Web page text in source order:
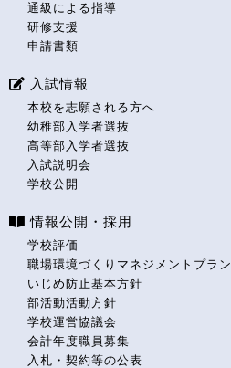
通級による指導
研修支援
申請書類
入試情報
本校を志願される方へ
幼稚部入学者選抜
高等部入学者選抜
入試説明会
学校公開
情報公開・採用
学校評価
職場環境づくりマネジメントプラン
いじめ防止基本方針
部活動活動方針
学校運営協議会
会計年度職員募集
入札・契約等の公表